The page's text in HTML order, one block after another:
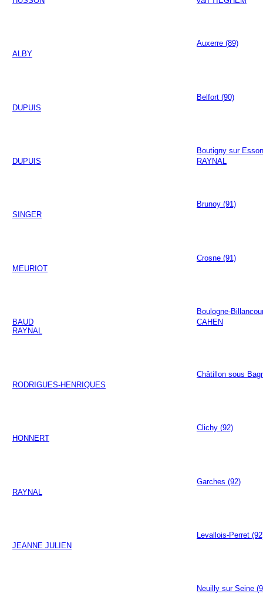
Auxerre (89)
ALBY
Belfort (90)
DUPUIS
Boutigny sur
DUPUIS
RAYNAL
Brunoy (91)
SINGER
Crosne (91)
MEURIOT
Boulogne-
BAUD
CAHEN
RAYNAL
Châtillon sous
RODRIGUES-HENRIQUES
Clichy (92)
HONNERT
Garches (92)
RAYNAL
Levallois-Perret
JEANNE JULIEN
Neuilly sur Seine